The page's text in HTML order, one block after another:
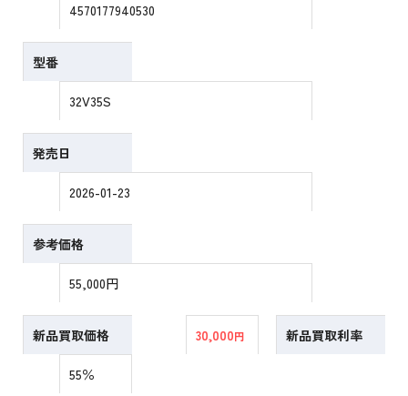
4570177940530
型番
32V35S
発売日
2026-01-23
参考価格
55,000円
新品買取価格 30,000円 新品買取利率
55％